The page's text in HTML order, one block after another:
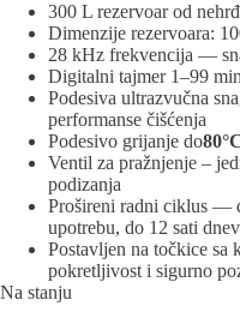
300 L rezervoar od
Dimenzije rezervoara:
28 kHz frekvencija —
Digitalni tajmer 1–99
Podesiva ultrazvučna
performanse čišćenja
Podesivo grijanje do
Ventil za pražnjenje –
podizanja
Prošireni radni ciklus —
upotrebu, do 12 sati
Postavljen na točkice sa
pokretljivost i sigurno
Na stanju